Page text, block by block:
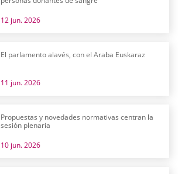
12 jun. 2026
El parlamento alavés, con el Araba Euskaraz
11 jun. 2026
Propuestas y novedades normativas centran la
sesión plenaria
10 jun. 2026